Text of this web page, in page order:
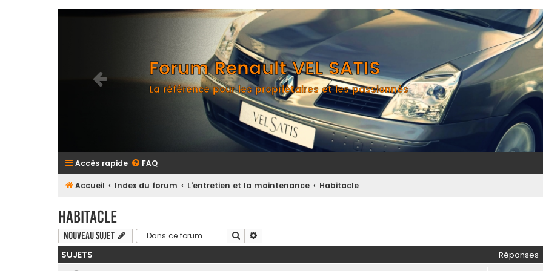
Forum Renault VEL SATIS
La référence pour les propriétaires et les passionnés
Accès rapide FAQ
Accueil Index du forum L'entretien et la maintenance Habitacle
Habitacle
Nouveau sujet Rechercher
SUJETS Réponses